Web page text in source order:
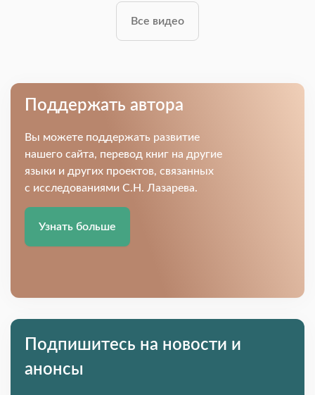
Все видео
Поддержать автора
Вы можете поддержать развитие
нашего сайта, перевод книг на другие
языки и других проектов, связанных
с исследованиями С.Н. Лазарева.
Узнать больше
Подпишитесь на новости и
анонсы